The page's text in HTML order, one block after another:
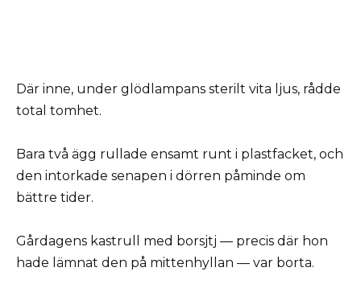
Där inne, under glödlampans sterilt vita ljus, rådde
total tomhet.
Bara två ägg rullade ensamt runt i plastfacket, och
den intorkade senapen i dörren påminde om
bättre tider.
Gårdagens kastrull med borsjtj — precis där hon
hade lämnat den på mittenhyllan — var borta.